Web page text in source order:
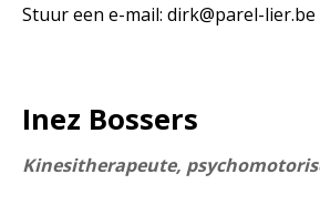
Stuur een e-mail: dirk@parel-lier.be
Inez Bossers
Kinesitherapeute,